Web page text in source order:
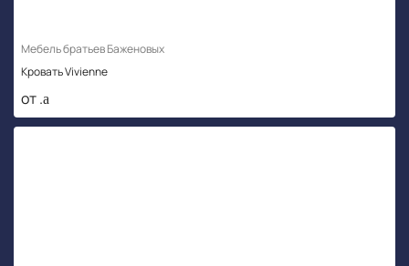
Мебель братьев Баженовых
Кровать Vivienne
от .